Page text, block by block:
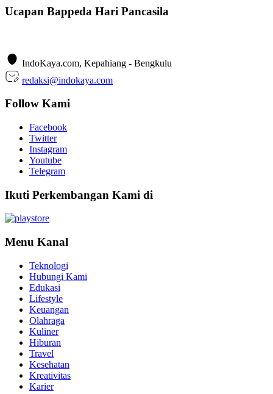
Ucapan Bappeda Hari Pancasila
IndoKaya.com, Kepahiang - Bengkulu
redaksi@indokaya.com
Follow Kami
Facebook
Twitter
Instagram
Youtube
Telegram
Ikuti Perkembangan Kami di
Menu Kanal
Teknologi
Hubungi Kami
Edukasi
Lifestyle
Keuangan
Olahraga
Kuliner
Hiburan
Travel
Kesehatan
Kreativitas
Karier